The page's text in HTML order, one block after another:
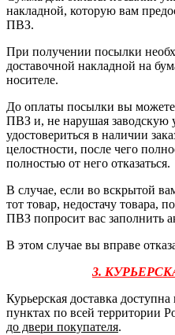
накладной, которую вам
ПВЗ.
При получении посылки
доставочной накладной на
носителе.
До оплаты посылки вы можете
ПВЗ и, не нарушая заводскую
удостовериться в наличии
целостности, после чего
полностью от него отказаться.
В случае, если во вскрытой
тот товар, недостачу товара,
ПВЗ попросит вас заполнить
В этом случае вы вправе
3.
Курьерская доставка
пунктах по всей территории
до двери покупателя.